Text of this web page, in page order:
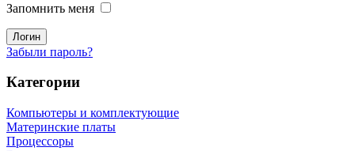
Запомнить меня
Забыли пароль?
Категории
Компьютеры и комплектующие
Материнские платы
Процессоры